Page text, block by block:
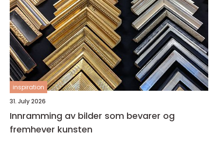
inspiration
31. July 2026
Innramming av bilder som bevarer og
fremhever kunsten